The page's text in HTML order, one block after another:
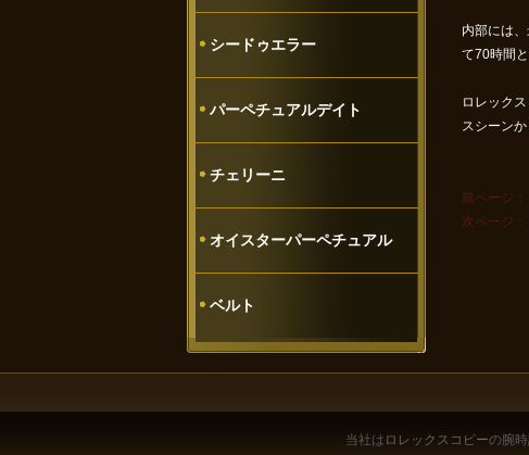
シードゥエラー
パーペチュアルデイト
チェリーニ
オイスターパーペチュアル
ベルト
内部には
て70時間
ロレック
スシーン
前ページ：
次ページ：
当社は ロレックスコピーの腕時